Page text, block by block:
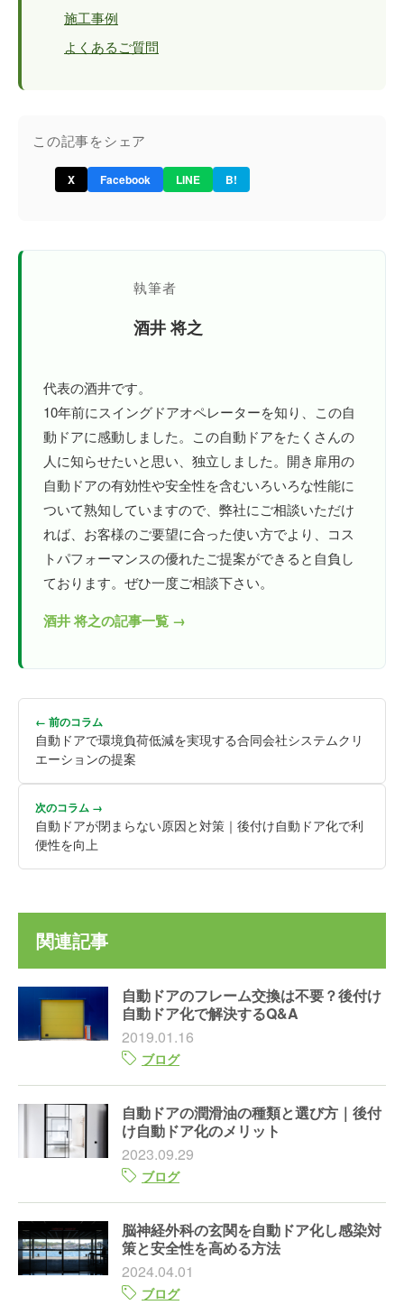
施工事例
よくあるご質問
この記事をシェア
X Facebook LINE B!
執筆者
酒井 将之
代表の酒井です。
10年前にスイングドアオペレーターを知り、この自
動ドアに感動しました。この自動ドアをたくさんの
人に知らせたいと思い、独立しました。開き扉用の
自動ドアの有効性や安全性を含むいろいろな性能に
ついて熟知していますので、弊社にご相談いただけ
れば、お客様のご要望に合った使い方でより、コス
トパフォーマンスの優れたご提案ができると自負し
ております。ぜひ一度ご相談下さい。
酒井 将之の記事一覧 →
← 前のコラム
自動ドアで環境負荷低減を実現する合同会社システムクリ
エーションの提案
次のコラム →
自動ドアが閉まらない原因と対策｜後付け自動ドア化で利
便性を向上
関連記事
自動ドアのフレーム交換は不要？後付け
自動ドア化で解決するQ&A
2019.01.16
ブログ
自動ドアの潤滑油の種類と選び方｜後付
け自動ドア化のメリット
2023.09.29
ブログ
脳神経外科の玄関を自動ドア化し感染対
策と安全性を高める方法
2024.04.01
ブログ